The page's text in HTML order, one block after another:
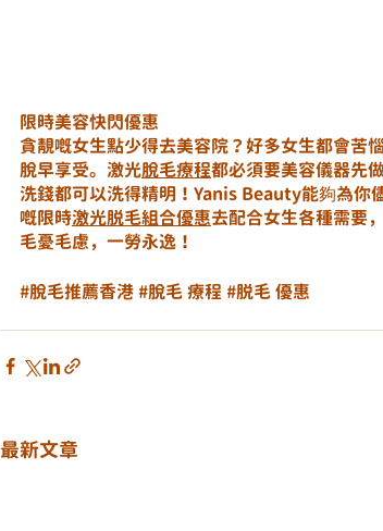
限時美容快閃優惠
貪靚嘅女生點少得去美容院？好多女生都會苦
脫早享受。激光脫毛療程都必須要美容儀器先
洗錢都可以洗得精明！Yanis Beauty能夠為你
嘅限時激光脱毛組合優惠去配合女生各種需要
毛憂毛慮，一勞永逸！
#脫毛推薦香港#脫毛 療程 #脱毛 優惠
最新文章